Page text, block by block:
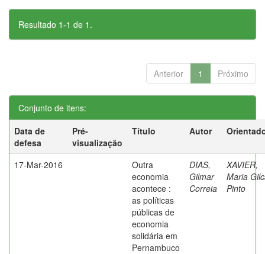
Resultado 1-1 de 1.
Anterior 1 Próximo
Conjunto de itens:
Data de
defesa
Pré-
visualização
Título Autor
17-Mar-2016
Outra
economia
acontece :
as políticas
públicas de
economia
solidária em
Pernambuco
DIAS,
Gilmar
Correia
XAVIER,
Maria
Pinto